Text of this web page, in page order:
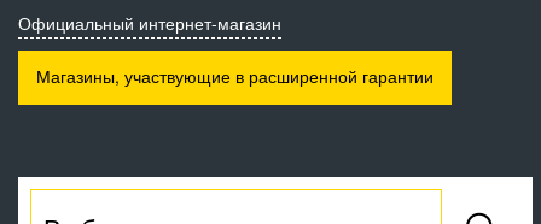
Официальный интернет-магазин
Магазины, участвующие в расширенной гарантии